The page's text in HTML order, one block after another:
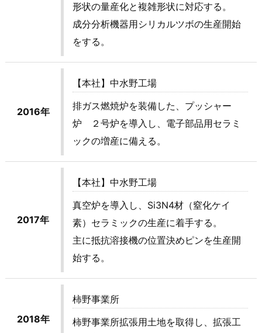
形状の量産化と複雑形状に対応する。
成分分析機器用シリカルツボの生産開始
をする。
2016年
【本社】中水野工場
排ガス燃焼炉を装備した、プッシャー
炉 ２号炉を導入し、電子部品用セラミ
ックの増産に備える。
2017年
【本社】中水野工場
真空炉を導入し、Si3N4材（窒化ケイ
素）セラミックの生産に着手する。
主に抵抗溶接機の位置決めピンを生産開
始する。
2018年
柿野事業所
柿野事業所拡張用土地を取得し、拡張工